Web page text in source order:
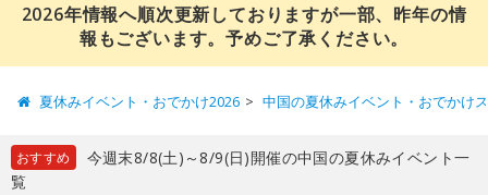
2026年情報へ順次更新しておりますが一部、昨年の情
報もございます。予めご了承ください。
夏休みイベント・おでかけ2026 中国の夏休みイベント・おでかけ
おすすめ
今週末8/8(土)～8/9(日)開催の中国の夏休みイベント一
覧